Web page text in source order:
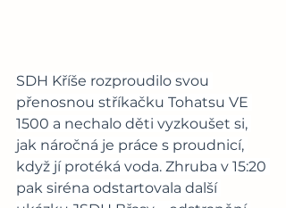
SDH Kříše rozproudilo svou
přenosnou stříkačku Tohatsu VE
1500 a nechalo děti vyzkoušet si,
jak náročná je práce s proudnicí,
když jí protéká voda. Zhruba v 15:20
pak siréna odstartovala další